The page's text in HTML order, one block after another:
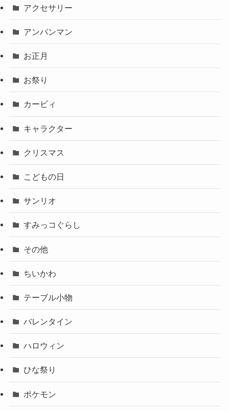
アクセサリー
アンパンマン
お正月
お祭り
カービィ
キャラクター
クリスマス
こどもの日
サンリオ
すみっコぐらし
その他
ちいかわ
テーブル小物
バレンタイン
ハロウィン
ひな祭り
ポケモン